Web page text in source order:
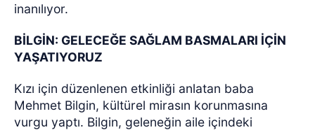
inanılıyor.
BİLGİN: GELECEĞE SAĞLAM BASMALARI İÇİN
YAŞATIYORUZ
Kızı için düzenlenen etkinliği anlatan baba
Mehmet Bilgin, kültürel mirasın korunmasına
vurgu yaptı. Bilgin, geleneğin aile içindeki